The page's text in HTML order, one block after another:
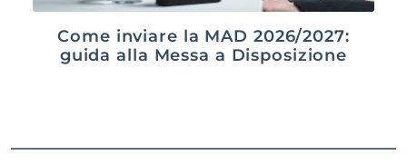
Come inviare la MAD 2026/2027:
guida alla Messa a Disposizione